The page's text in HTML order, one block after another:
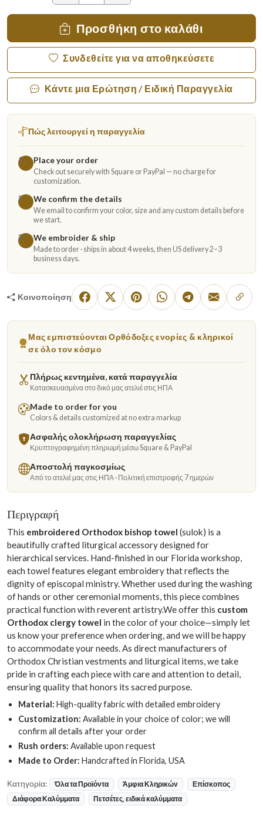
Προσθήκη στο καλάθι
Συνδεθείτε για να αποθηκεύσετε
Κάντε μια Ερώτηση / Ειδική Παραγγελία
Πώς λειτουργεί η παραγγελία
1 Place your order
Check out securely with Square or PayPal — no charge for
customization.
2
We confirm the details
We email to confirm your color, size and any custom details before
we start.
3
We embroider & ship
Made to order · ships in about 4 weeks, then US delivery 2–3
business days.
Κοινοποίηση
Μας εμπιστεύονται Ορθόδοξες ενορίες & κληρικοί
σε όλο τον κόσμο
Πλήρως κεντημένα, κατά παραγγελία
Κατασκευασμένα στο δικό μας ατελιέ στις ΗΠΑ
Made to order for you
Colors & details customized at no extra markup
Ασφαλής ολοκλήρωση παραγγελίας
Κρυπτογραφημένη πληρωμή μέσω Square & PayPal
Αποστολή παγκοσμίως
Από το ατελιέ μας στις ΗΠΑ · Πολιτική επιστροφής 7 ημερών
Περιγραφή
This embroidered Orthodox bishop towel (sulok) is a
beautifully crafted liturgical accessory designed for
hierarchical services. Hand-finished in our Florida workshop,
each towel features elegant embroidery that reflects the
dignity of episcopal ministry. Whether used during the washing
of hands or other ceremonial moments, this piece combines
practical function with reverent artistry.We offer this custom
Orthodox clergy towel in the color of your choice—simply let
us know your preference when ordering, and we will be happy
to accommodate your needs. As direct manufacturers of
Orthodox Christian vestments and liturgical items, we take
pride in crafting each piece with care and attention to detail,
ensuring quality that honors its sacred purpose.
Material: High-quality fabric with detailed embroidery
Customization: Available in your choice of color; we will
confirm all details after your order
Rush orders: Available upon request
Made to Order: Handcrafted in Florida, USA
Κατηγορία: Όλα τα Προϊόντα Άμφια Κληρικών
Επίσκοπος
Διάφορα Καλύμματα
Πετσέτες, ειδικά καλύμματα